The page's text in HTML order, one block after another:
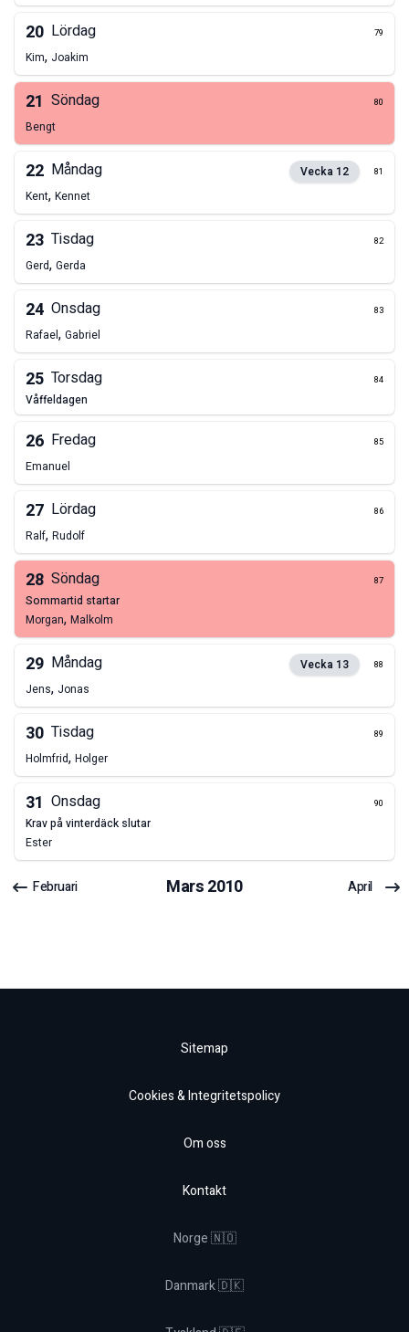
20 Lördag 79
Kim, Joakim
21 Söndag 80
Bengt
22 Måndag Vecka 12 81
Kent, Kennet
23 Tisdag 82
Gerd, Gerda
24 Onsdag 83
Rafael, Gabriel
25 Torsdag 84
våffeldagen
26 Fredag 85
Emanuel
27 Lördag 86
Ralf, Rudolf
28 Söndag 87
sommartid startar
Morgan, Malkolm
29 Måndag Vecka 13 88
Jens, Jonas
30 Tisdag 89
Holmfrid, Holger
31 Onsdag 90
krav på vinterdäck slutar
Ester
Februari Mars2010 April
Sitemap
Cookies & Integritetspolicy
Om oss
Kontakt
Norge 🇳🇴
Danmark 🇩🇰